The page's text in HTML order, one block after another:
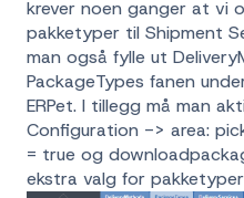
krever noen ganger at vi
pakketyper til Shipment
man også fylle ut
PackageTypes fanen
ERPet. I tillegg må man
Configuration -> area:
= true og
ekstra valg for